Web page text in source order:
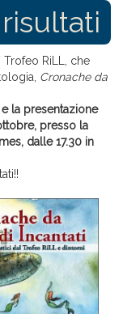
RiLL, che
Cronache da
la presentazione
presso la
dalle 17.30 in